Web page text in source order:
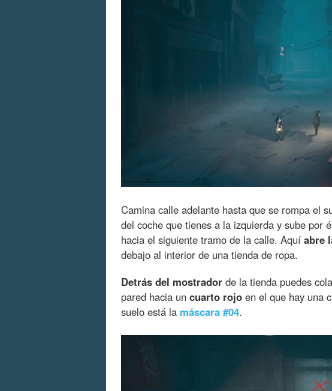
Camina calle adelante hasta que se rompa el
del coche que tienes a la izquierda y sube por
hacia el siguiente tramo de la calle. Aquí abre
debajo al interior de una tienda de ropa.
Detrás del mostrador de la tienda puedes
pared hacia un cuarto rojo en el que hay una
suelo está la máscara #04.